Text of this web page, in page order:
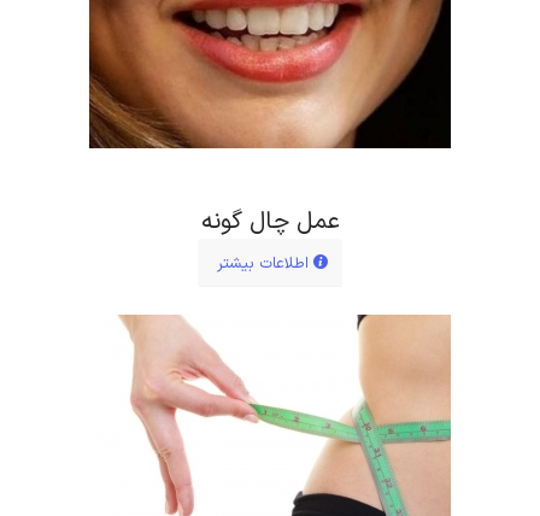
عمل چال گونه
اطلاعات بیشتر